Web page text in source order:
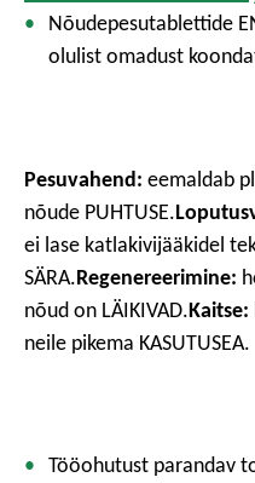
Nõudepesutablettide
olulist omadust
Pesuvahend: eemaldab
nõude PUHTUSE.
ei lase katlakivijääkidel
SÄRA.Regenereerimine:
nõud on LÄIKIVAD.Kaitse:
neile pikema KASUTUSEA.
Tööohutust parandav